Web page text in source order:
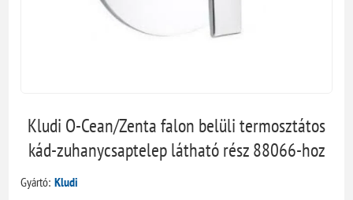
Kludi O-Cean/Zenta falon belüli termosztátos
kád-zuhanycsaptelep látható rész 88066-hoz
Gyártó: Kludi